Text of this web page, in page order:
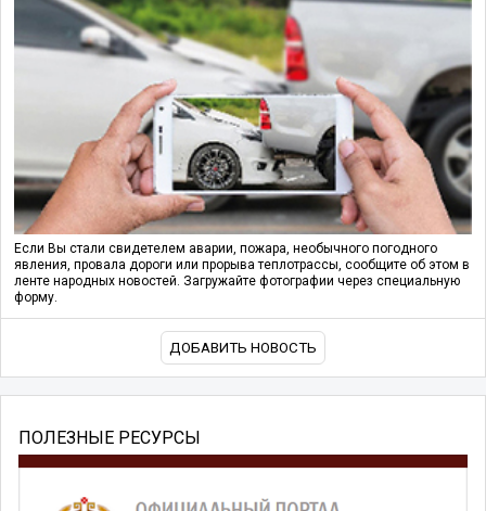
Если Вы стали свидетелем аварии, пожара, необычного погодного
явления, провала дороги или прорыва теплотрассы, сообщите об этом в
ленте народных новостей. Загружайте фотографии через специальную
форму.
ДОБАВИТЬ НОВОСТЬ
ПОЛЕЗНЫЕ РЕСУРСЫ